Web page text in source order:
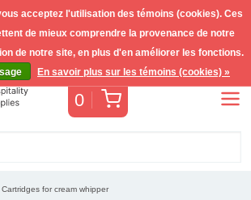
0 Panier
Cartridges for cream whipper
acceptez l'utilisation des témoins (cookies). Ces
de mieux comprendre la provenance de notre
de notre site, en plus d'en améliorer les fonctions.
En savoir plus sur les témoins (cookies) »